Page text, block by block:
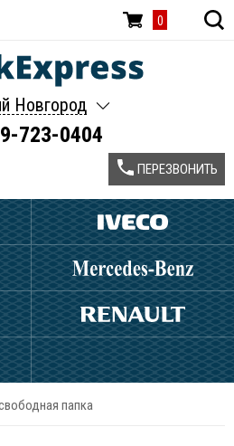
0
Новгород
723-0404
папка